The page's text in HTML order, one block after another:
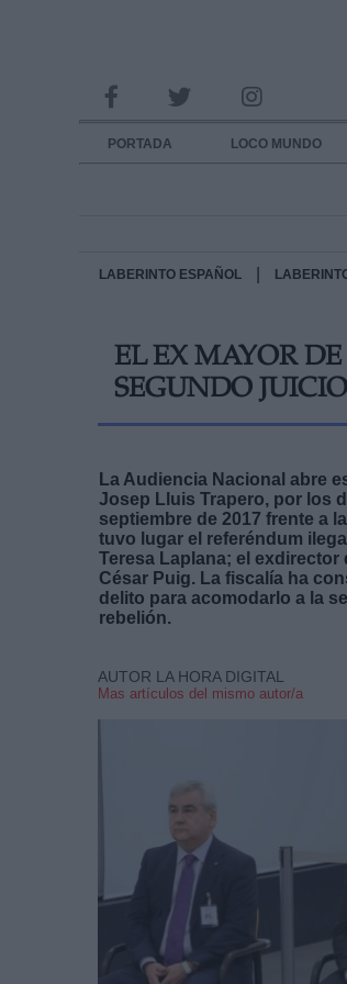
PORTADA LOCO MUNDO
LABERINTO ESPAÑOL
EL EX MAYOR DE
SEGUNDO
La Audiencia Nacional abre
Josep Lluis Trapero, por los
septiembre de 2017 frente a
tuvo lugar el referéndum
Teresa Laplana; el exdirector
César Puig. La fiscalía ha
delito para acomodarlo a la
rebelión.
AUTOR LA HORA DIGITAL
Mas artículos del mismo autor/a
INFORMACION SOBRE LA PROTECCIÓN
Responsable:
Destinatarios:
link
Información adicional
link